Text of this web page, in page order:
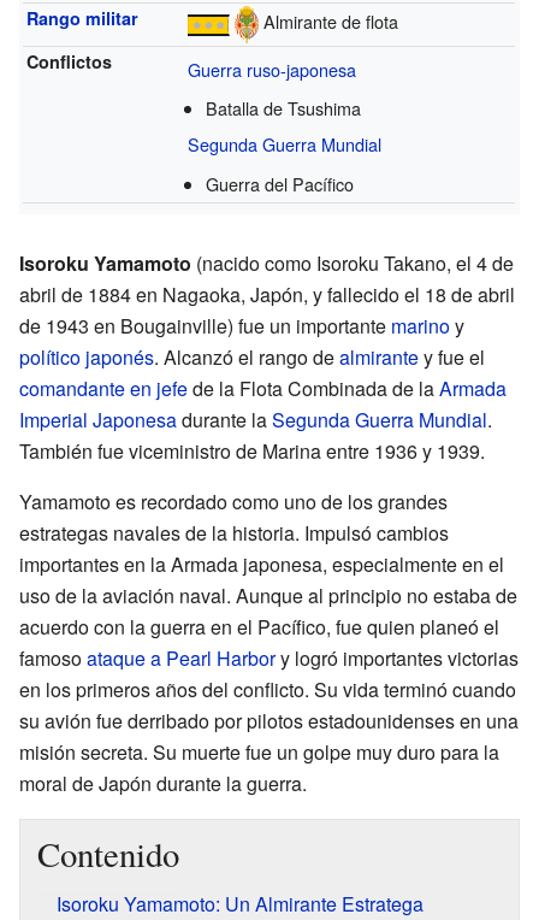
Rango militar Almirante de flota
Conflictos
Guerra ruso-japonesa
Batalla de Tsushima
Segunda Guerra Mundial
Guerra del Pacífico
Isoroku Yamamoto (nacido como Isoroku Takano, el 4 de
abril de 1884 en Nagaoka, Japón, y fallecido el 18 de abril
de 1943 en Bougainville) fue un importante marinoy
político japonés. Alcanzó el rango dealmirantey fue el
comandante en jefede la Flota Combinada de laArmada
Imperial Japonesadurante laSegunda Guerra Mundial.
También fue viceministro de Marina entre 1936 y 1939.
Yamamoto es recordado como uno de los grandes
estrategas navales de la historia. Impulsó cambios
importantes en la Armada japonesa, especialmente en el
uso de la aviación naval. Aunque al principio no estaba de
acuerdo con la guerra en el Pacífico, fue quien planeó el
famosoataque a Pearl Harbory logró importantes victorias
en los primeros años del conflicto. Su vida terminó cuando
su avión fue derribado por pilotos estadounidenses en una
misión secreta. Su muerte fue un golpe muy duro para la
moral de Japón durante la guerra.
Contenido
Isoroku Yamamoto: Un Almirante Estratega